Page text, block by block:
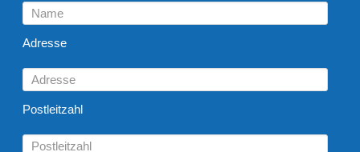
Adresse
Postleitzahl